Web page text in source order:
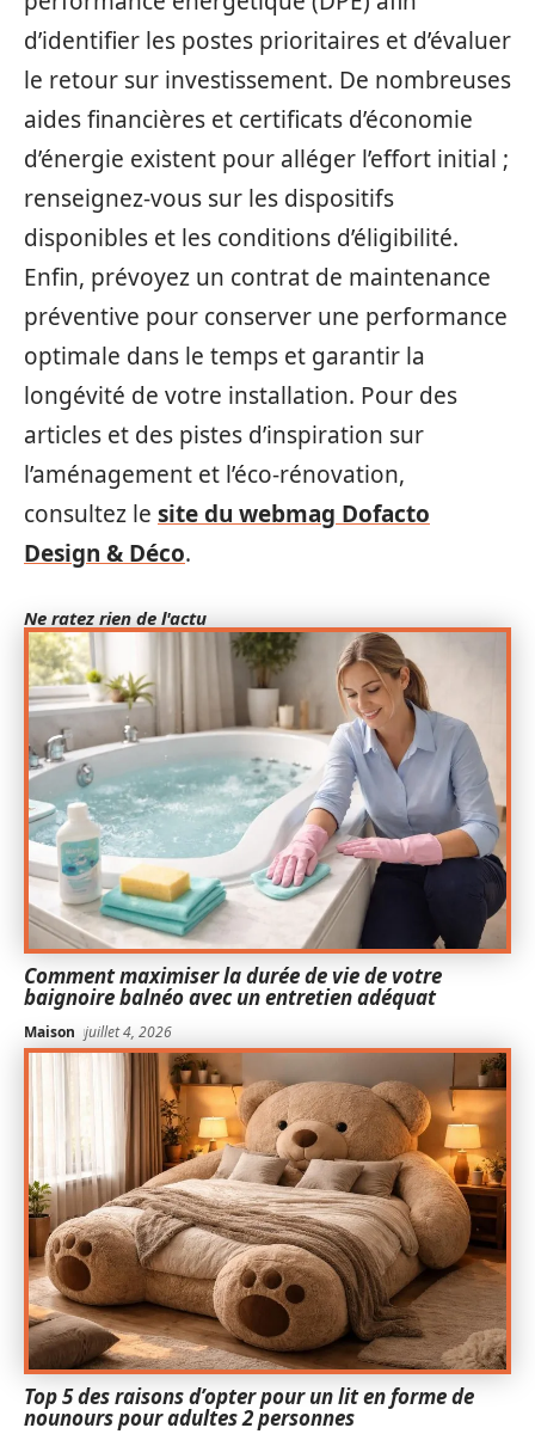
d’identifier les postes prioritaires et d’évaluer
le retour sur investissement. De nombreuses
aides financières et certificats d’économie
d’énergie existent pour alléger l’effort initial ;
renseignez‑vous sur les dispositifs
disponibles et les conditions d’éligibilité.
Enfin, prévoyez un contrat de maintenance
préventive pour conserver une performance
optimale dans le temps et garantir la
longévité de votre installation. Pour des
articles et des pistes d’inspiration sur
l’aménagement et l’éco‑rénovation,
consultez le site du webmag Dofacto
Design & Déco.
Ne ratez rien de l'actu
Comment maximiser la durée de vie de votre
baignoire balnéo avec un entretien adéquat
Maison juillet 4, 2026
Top 5 des raisons d’opter pour un lit en forme de
nounours pour adultes 2 personnes